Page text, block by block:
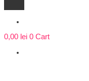
0,00 lei 0 Cart